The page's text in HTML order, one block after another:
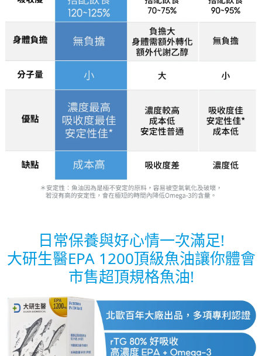
日常保養與好心情一次滿足!
大研生醫EPA 1200頂級魚油讓你體會
市售超頂規格魚油!